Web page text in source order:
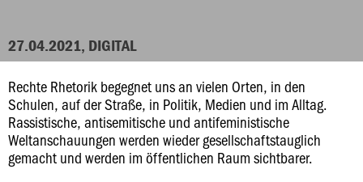
27.04.2021, DIGITAL
Rechte Rhetorik begegnet uns an vielen Orten, in den
Schulen, auf der Straße, in Politik, Medien und im Alltag.
Rassistische, antisemitische und antifeministische
Weltanschauungen werden wieder gesellschaftstauglich
gemacht und werden im öffentlichen Raum sichtbarer.